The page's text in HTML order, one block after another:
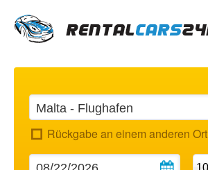
00 1 (347) 719 1928
$
USD
Rückgabe an einem anderen Ort